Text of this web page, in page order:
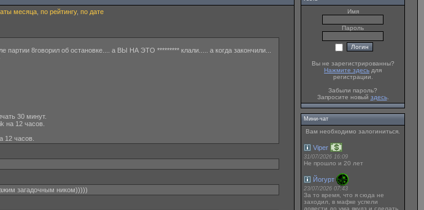
месяца по рейтингу, по дате
8говорил об остановке.... а ВЫ НА ЭТО ********* клали..... а когда закончили...
30 минут.
на 12 часов.
12 часов.
загадочным ником)))))
Имя
Пароль
Вы не зарегистрированны?
Нажмите здесь для
регистрации.
Забыли пароль?
Запросите новый здесь.
Мини-чат
Вам необходимо залогиниться.
Viper
31/07/2026 16:09
Не прошло и 20 лет
Йогурт
23/07/2026 07:43
За то время, что я сюда не
заходил, в мафке успели
довести до ума якудз и сделать